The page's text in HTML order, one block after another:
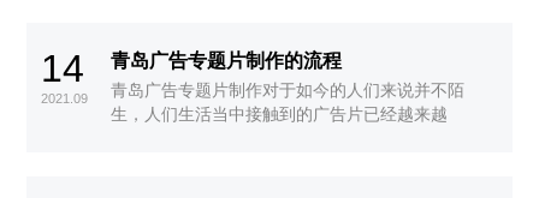
14
2021.09
青岛广告专题片制作的流程
青岛广告专题片制作对于如今的人们来说并不陌
生，人们生活当中接触到的广告片已经越来越